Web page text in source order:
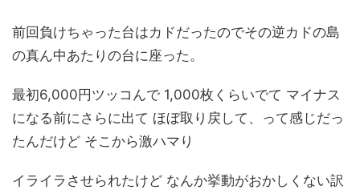
前回負けちゃった台はカドだったのでその逆カドの島
の真ん中あたりの台に座った。
最初6,000円ツッコんで 1,000枚くらいでて マイナス
になる前にさらに出て ほぼ取り戻して、って感じだっ
たんだけど そこから激ハマり
イライラさせられたけど なんか挙動がおかしくない訳